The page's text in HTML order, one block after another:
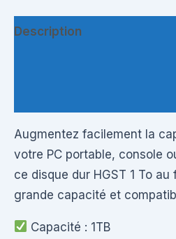
Description
Augmentez facilement la
votre PC portable, console
ce disque dur HGST 1 To au
grande capacité et
Capacité : 1TB